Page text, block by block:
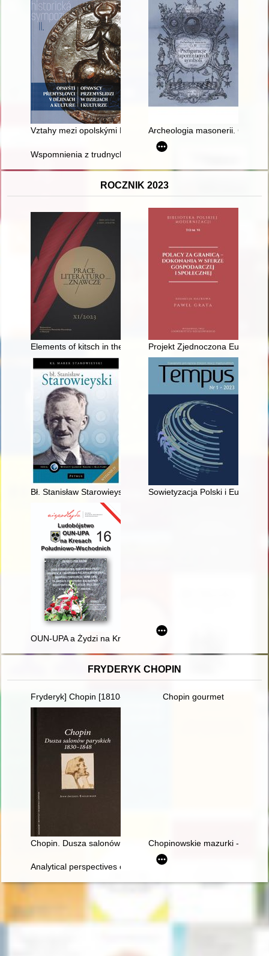
Vztahy mezi opolskými Piastovci a opavskými Přemyslovci v
Archeologia masonerii. Cz. 2,
Wspomnienia z trudnych czasów
ROCZNIK 2023
Elements of kitsch in the wartime journals of teenagers
Projekt Zjednoczona Europa :
Bł. Stanisław Starowieyski Sowietyzacja Polski i Europy
OUN-UPA a Żydzi na Kresach II RP
FRYDERYK CHOPIN
Fryderyk] Chopin [1810-1849]. Życie i droga twórcza
Chopin gourmet
Chopin. Dusza salonów paryskich 1830-1848Chopinowskie mazurki - czyli
Analytical perspectives on the music of Chopin